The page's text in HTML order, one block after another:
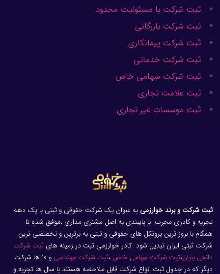
ثبت شرکت با مسئولیت محدود
ثبت شرکت بازرگانی
ثبت شرکت پیمانکاری
ثبت شرکت خدماتی
ثبت شرکت سهامی خاص
ثبت علامت تجاری
ثبت موسسات غیر تجاری
ثبت شرکت و برند خوارزمی به عنوان یک شرکت حقوقی و ثبتی با یک دهه
تجربه و کادری مجرب با پایبندی به اصل مشنری مداری ،موفق شده تا
همگام با بروز ترین پروتکل های حقوقی و ثبتی به برترین و تخصصی ترین
شرکت ثبتی ایران تبدیل شود .کادر خوارزمی ثبت در زمینه های ثبت شرکت
دانش بنیان،ثبت شرکت سهامی خاص ،ثبت شرکت مهندسی
و 10 ها شرکت
دیگر که در جدول ثبت انواع شرکت قابل ملاحضه هستند با سال ها تجربه و